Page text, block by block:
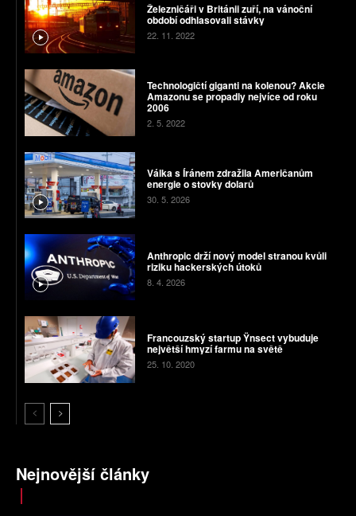
Železničáři v Británii zuří, na vánoční
období odhlasovali stávky
22. 11. 2022
Technologičtí giganti na kolenou? Akcie
Amazonu se propadly nejvíce od roku
2006
2. 5. 2022
Válka s Íránem zdražila Američanům
energie o stovky dolarů
30. 5. 2026
Anthropic drží nový model stranou kvůli
riziku hackerských útoků
8. 4. 2026
Francouzský startup Ÿnsect vybuduje
největší hmyzí farmu na světě
25. 10. 2020
Nejnovější články